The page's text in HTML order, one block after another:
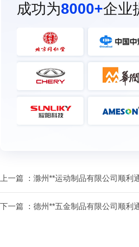
成功为8000+企业
上一篇 ： 滁州**运动制品有限公司顺利
下一篇 ： 德州**五金制品有限公司顺利